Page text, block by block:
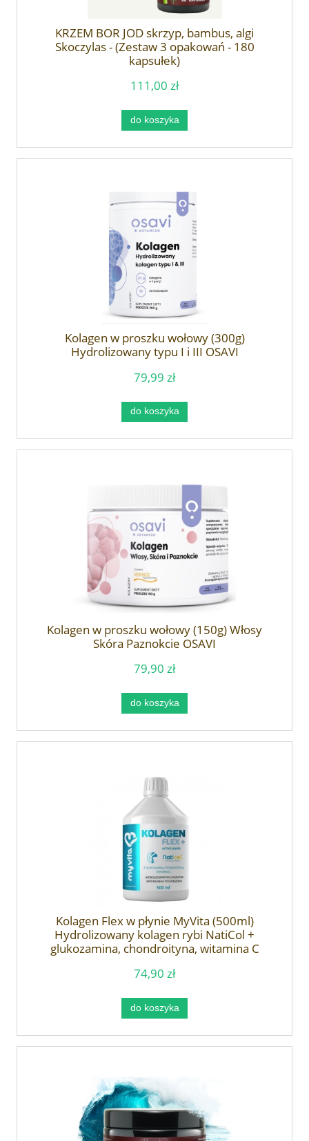
KRZEM BOR JOD skrzyp, bambus, algi
Skoczylas - (Zestaw 3 opakowań - 180
kapsułek)
111,00 zł
do koszyka
Kolagen w proszku wołowy (300g)
Hydrolizowany typu I i III OSAVI
79,99 zł
do koszyka
Kolagen w proszku wołowy (150g) Włosy
Skóra Paznokcie OSAVI
79,90 zł
do koszyka
Kolagen Flex w płynie MyVita (500ml)
Hydrolizowany kolagen rybi NatiCol +
glukozamina, chondroityna, witamina C
74,90 zł
do koszyka